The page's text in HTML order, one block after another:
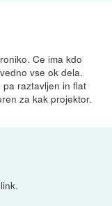
Ce ima kdo
vse ok dela.
raztavljen in flat
za kak projektor.